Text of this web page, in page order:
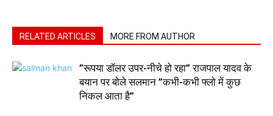
RELATED ARTICLES MORE FROM AUTHOR
”रूपया डॉलर उपर-नीचे हो रहा” राजपाल यादव के
बयान पर बोले सलमान ”कभी-कभी फ्लो में कुछ
निकल आता है”